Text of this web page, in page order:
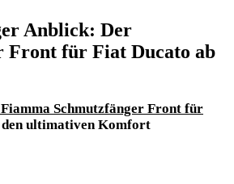
Anblick: Der
Front für Fiat Ducato ab
Schmutzfänger Front für
den ultimativen Komfort